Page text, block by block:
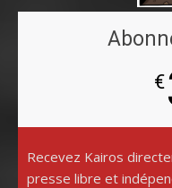
€
Recevez Kairos
presse libre et